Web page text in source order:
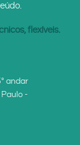
flexíveis.
andar
-